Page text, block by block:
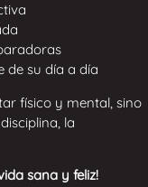
de su día a día
físico y mental, sino
la
sana y feliz!